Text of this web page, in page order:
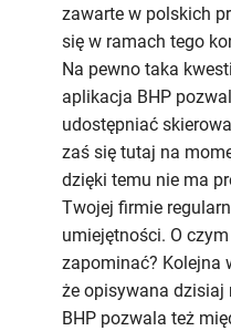
zawarte w polskich
się w ramach tego
Na pewno taka
aplikacja BHP
udostępniać
zaś się tutaj na
dzięki temu nie ma
Twojej firmie
umiejętności. O
zapominać? Kolejna
że opisywana dzisiaj
BHP pozwala też